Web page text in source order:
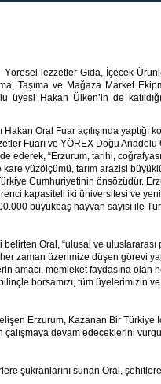
lezzetler Gıda, İçecek
Taşıma ve Mağaza Market
üyesi Hakan Ülken’in de
Oral Fuar açılışında yaptığı
Fuarı ve YÖREX Doğu
ederek, “Erzurum, tarihi,
kare yüzölçümü, tarım arazisi
Cumhuriyetinin önsözüdür.
kapasiteli iki üniversitesi ve
büyükbaş hayvan sayısı ile
Oral, “ulusal ve uluslararası
zaman üzerimize düşen görevi
amacı, memleket faydasına olan
borsamızı, tüm üyelerimizin
Erzurum, Kazanan Bir Türkiye
çalışmaya devam edeceklerini
şükranlarını sunan Oral,